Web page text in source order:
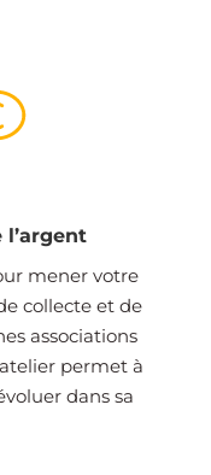
l’argent
mener votre
collecte et de
associations
permet à
dans sa